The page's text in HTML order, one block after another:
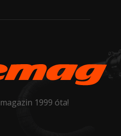
1999 óta!